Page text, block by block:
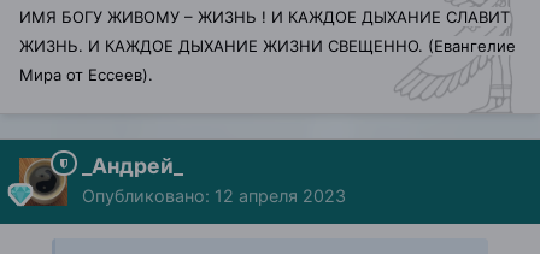
ИМЯ БОГУ ЖИВОМУ – ЖИЗНЬ ! И КАЖДОЕ ДЫХАНИЕ СЛАВИТ
ЖИЗНЬ. И КАЖДОЕ ДЫХАНИЕ ЖИЗНИ СВЕЩЕННО. (Евангелие
Мира от Ессеев).
_Андрей_
Опубликовано: 12 апреля 2023